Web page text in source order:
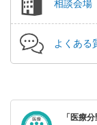
相談会場
よくある
「医療